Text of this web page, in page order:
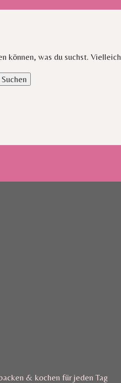
können, was du suchst.
& kochen für jeden Tag